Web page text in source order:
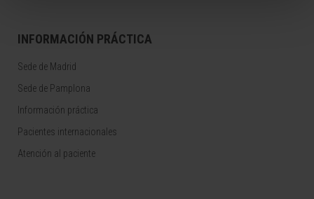
INFORMACIÓN PRÁCTICA
Sede de Madrid
Sede de Pamplona
Información práctica
Pacientes internacionales
Atención al paciente